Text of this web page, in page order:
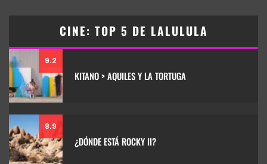
CINE: TOP 5 DE LALULULA
9.2
KITANO > AQUILES Y LA TORTUGA
8.9
¿DÓNDE ESTÁ ROCKY II?